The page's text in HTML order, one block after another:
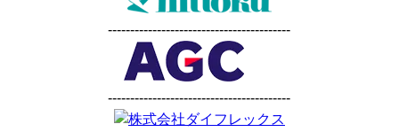
-----------------------------------------
-----------------------------------------